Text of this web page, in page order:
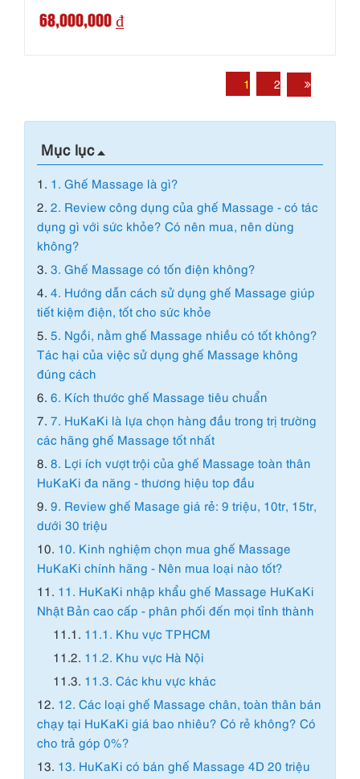
68,000,000 ₫
1 2
Mục lục
1. 1. Ghế Massage là gì?
2. 2. Review công dụng của ghế Massage - có tác
dụng gì với sức khỏe? Có nên mua, nên dùng
không?
3. 3. Ghế Massage có tốn điện không?
4. 4. Hướng dẫn cách sử dụng ghế Massage giúp
tiết kiệm điện, tốt cho sức khỏe
5. 5. Ngồi, nằm ghế Massage nhiều có tốt không?
Tác hại của việc sử dụng ghế Massage không
đúng cách
6. 6. Kích thước ghế Massage tiêu chuẩn
7. 7. HuKaKi là lựa chọn hàng đầu trong trị trường
các hãng ghế Massage tốt nhất
8. 8. Lợi ích vượt trội của ghế Massage toàn thân
HuKaKi đa năng - thương hiệu top đầu
9. 9. Review ghế Masage giá rẻ: 9 triệu, 10tr, 15tr,
dưới 30 triệu
10. 10. Kinh nghiệm chọn mua ghế Massage
HuKaKi chính hãng - Nên mua loại nào tốt?
11. 11. HuKaKi nhập khẩu ghế Massage HuKaKi
Nhật Bản cao cấp - phân phối đến mọi tỉnh thành
11.1. 11.1. Khu vực TPHCM
11.2. 11.2. Khu vực Hà Nội
11.3. 11.3. Các khu vực khác
12. 12. Các loại ghế Massage chân, toàn thân bán
chạy tại HuKaKi giá bao nhiêu? Có rẻ không? Có
cho trả góp 0%?
13. 13. HuKaKi có bán ghế Massage 4D 20 triệu